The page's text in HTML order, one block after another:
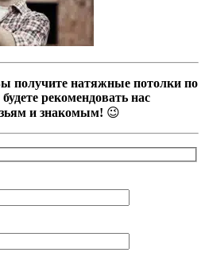
получите натяжные потолки по
рекомендовать нас
и знакомым! 😉